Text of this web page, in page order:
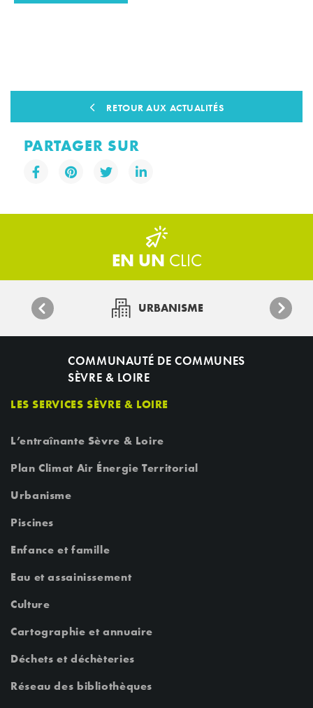
RETOUR AUX ACTUALITÉS
PARTAGER SUR
EN UN CLIC
URBANISME
COMMUNAUTÉ DE COMMUNES
SÈVRE & LOIRE
LES SERVICES SÈVRE & LOIRE
L’entraînante Sèvre & Loire
Plan Climat Air Énergie Territorial
Urbanisme
Piscines
Enfance et famille
Eau et assainissement
Culture
Cartographie et annuaire
Déchets et déchèteries
Réseau des bibliothèques